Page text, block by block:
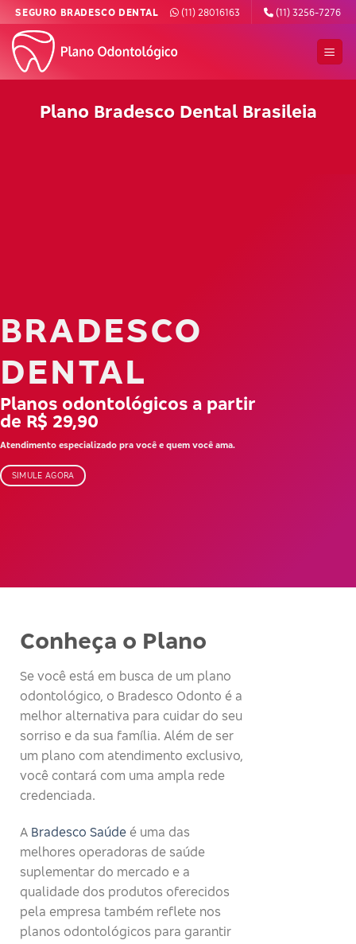
Skip
content
SEGURO BRADESCO DENTAL (11) 28016163 (11) 3256-7276
Plano Bradesco Dental Brasileia
BRADESCO
DENTAL
Planos odontológicos a partir
de R$ 29,90
Atendimento especializado pra você e quem você ama.
SIMULE AGORA
Conheça o Plano
Se você está em busca de um plano
odontológico, o Bradesco Odonto é a
melhor alternativa para cuidar do seu
sorriso e da sua família. Além de ser
um plano com atendimento exclusivo,
você contará com uma ampla rede
credenciada.
A Bradesco Saúde é uma das
melhores operadoras de saúde
suplementar do mercado e a
qualidade dos produtos oferecidos
pela empresa também reflete nos
planos odontológicos para garantir